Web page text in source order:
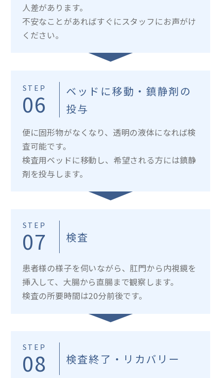
人差があります。
不安なことがあればすぐにスタッフにお声がけ
ください。
STEP
06
ベッドに移動・鎮静剤の
投与
便に固形物がなくなり、透明の液体になれば検
査可能です。
検査用ベッドに移動し、希望される方には鎮静
剤を投与します。
STEP
07 検査
患者様の様子を伺いながら、肛門から内視鏡を
挿入して、大腸から直腸まで観察します。
検査の所要時間は20分前後です。
STEP
08 検査終了・リカバリー